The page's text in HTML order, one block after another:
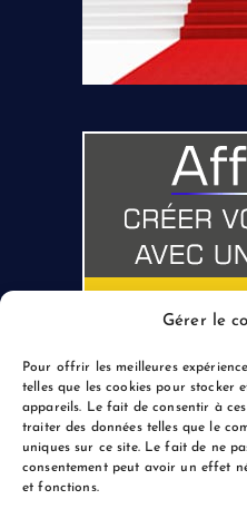
Gérer le
Pour offrir les meilleures
telles que les cookies pour stocker
appareils. Le fait de consentir à
traiter des données telles que le
uniques sur ce site. Le fait de ne
consentement peut avoir un effet
et fonctions.